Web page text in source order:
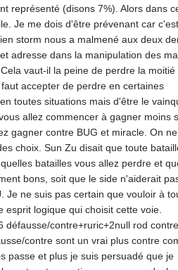
représenté (disons 7%). Alors dans
Je me dois d'être prévenant car c'est
storm nous a malmené aux deux
adresse dans la manipulation des
vaut-il la peine de perdre la moitié
accepter de perdre en certaines
toutes situations mais d'être le
allez commencer à gagner moins
gagner contre BUG et miracle. On
choix. Sun Zu disait que toute
batailles vous allez perdre et
bons, soit que le side n'aiderait
Je ne suis pas certain que vouloir à
logique qui choisit cette voie.
défausse/contre+ruric+2null rod contre
contre sont un vrai plus contre
passe et plus je suis persuadé que je